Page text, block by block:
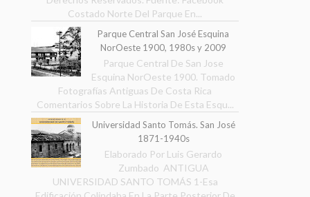
Costado Norte Del Parque En...
Parque Central San José Esquina
NorOeste 1900, 1980s y 2009
Parque Central De San Jose
Esquina NorOeste 1900. Tomado
Fotografías Antiguas De Costa Rica
Comentarios Sobre La Historia De Esta Esqu...
Universidad Santo Tomás. San José
1871-1940s
Elaborado Por Luis Gerardo
Zumbado ANTIGUA
UNIVERSIDAD SANTO TOMÁS 1-Esa